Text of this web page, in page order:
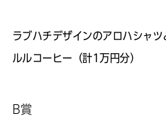
ラブハチデザインのアロハシャ
ルルコーヒー（計1万円分）
B賞